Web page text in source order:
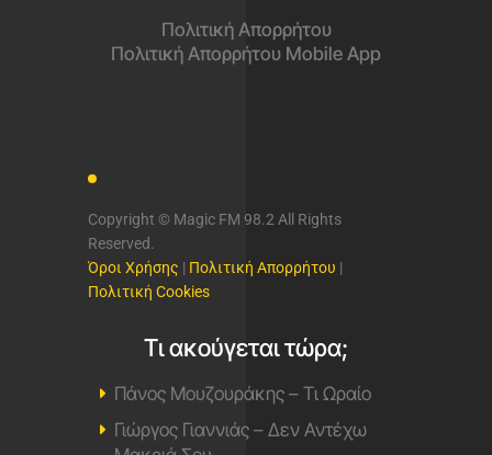
Πολιτική Απορρήτου
Πολιτική Απορρήτου Mobile App
Copyright © Magic FM 98.2 All Rights
Reserved.
Όροι Χρήσης | Πολιτική Απορρήτου |
Πολιτική Cookies
Τι ακούγεται τώρα;
Πάνος Μουζουράκης – Τι Ωραίο
Γιώργος Γιαννιάς – Δεν Αντέχω